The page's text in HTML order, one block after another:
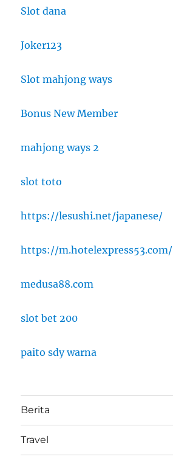
Slot dana
Joker123
Slot mahjong ways
Bonus New Member
mahjong ways 2
slot toto
https://lesushi.net/japanese/
https://m.hotelexpress53.com/
medusa88.com
slot bet 200
paito sdy warna
Berita
Travel